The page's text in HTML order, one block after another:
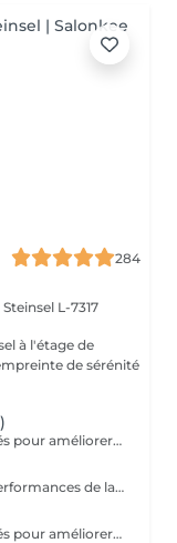
284
Steinsel L-7317
à l'étage de
de sérénité
Procell Thérapies offre des résultats inégalés pour améliorer l'apparence des rides et ridules, des cicatrices d'acné et des dommages causés par le soleil. Avec une irritation minimale, les traitements Procell sont sûrs, non invasifs, efficaces et fournissent des résultats qui parlent d'eux-mêmes. Ce n'est pas un hasard si Procell Thérapies est devenu le leader du microneedling .. Possibilité d'abonnement 4+1
- Soin alliant la technologie Procell et les performances de la lampe LED, ce qui permet un effet bactéricide, rénovateur, affine les cicatrices liées à l'acné et ressert les pores - Ce soin est conseillé en cure de 4 soins pour être entièrement efficace - Attention: déconseillé sur l'acné active
Procell Thérapies offre des résultats inégalés pour améliorer l'apparence des rides et ridules, des cicatrices d'acné et des dommages causés par le soleil. Avec une irritation minimale, les traitements Procell sont sûrs, non invasifs, efficaces et fournissent des résultats qui parlent d'eux-mêmes. Ce n'est pas un hasard si Procell Thérapies est devenu le leader du microneedling .. Profitez de la technologie Procell tout en réalisant un soin complet nettoyant.